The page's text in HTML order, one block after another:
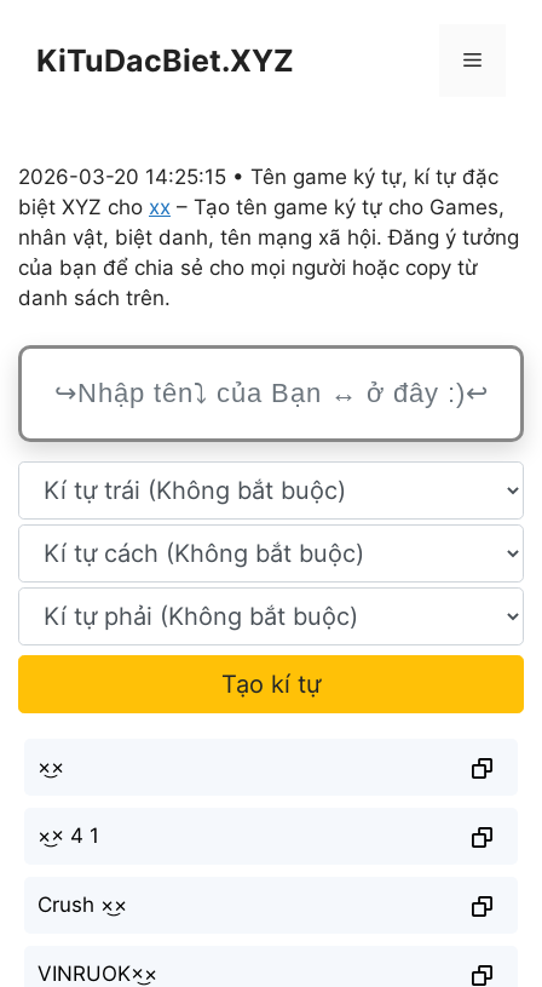
KiTuDacBiet.XYZ Menu
2026-03-20 14:25:15 • Tên game ký tự, kí tự đặc
biệt XYZ cho xx – Tạo tên game ký tự cho Games,
nhân vật, biệt danh, tên mạng xã hội. Đăng ý tưởng
của bạn để chia sẻ cho mọi người hoặc copy từ
danh sách trên.
Tạo kí tự
×͜×
×͜× 4 1
Crush ×͜×
VINRUOK×͜×